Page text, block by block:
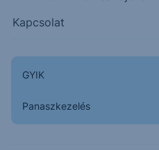
Kapcsolat
GYIK
Panaszkezelés
az inflációt, illetve, hogy a
kamatcsökkentés 1995-
felett maradt a kamat, s
kellett emelni. Sokan